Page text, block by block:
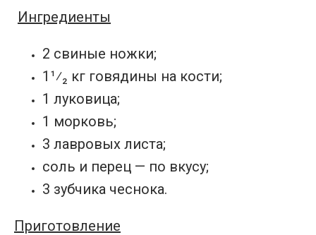
Ингредиенты
2 свиные ножки;
1¹⁄₂ кг говядины на кости;
1 луковица;
1 морковь;
3 лавровых листа;
соль и перец — по вкусу;
3 зубчика чеснока.
Приготовление